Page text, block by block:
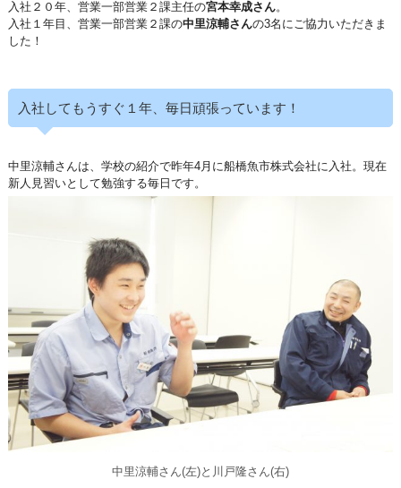
入社２０年、営業一部営業２課主任の宮本幸成さん。
入社１年目、営業一部営業２課の中里涼輔さんの3名にご協力いただきま
した！
入社してもうすぐ１年、毎日頑張っています！
中里涼輔さんは、学校の紹介で昨年4月に船橋魚市株式会社に入社。現在
新人見習いとして勉強する毎日です。
中里涼輔さん(左)と川戸隆さん(右)